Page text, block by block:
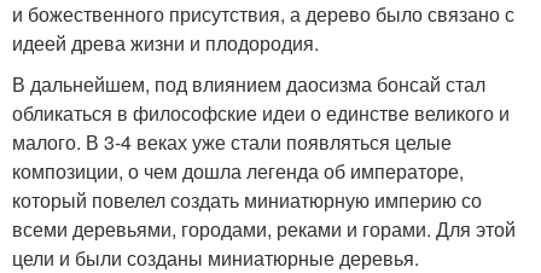
и божественного присутствия, а дерево было связано с
идеей древа жизни и плодородия.
В дальнейшем, под влиянием даосизма бонсай стал
обликаться в философские идеи о единстве великого и
малого. В 3-4 веках уже стали появляться целые
композиции, о чем дошла легенда об императоре,
который повелел создать миниатюрную империю со
всеми деревьями, городами, реками и горами. Для этой
цели и были созданы миниатюрные деревья.